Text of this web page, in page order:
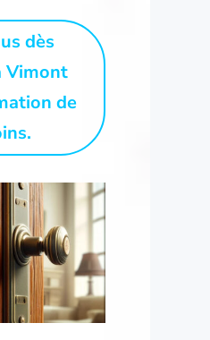
dès
Vimont
de